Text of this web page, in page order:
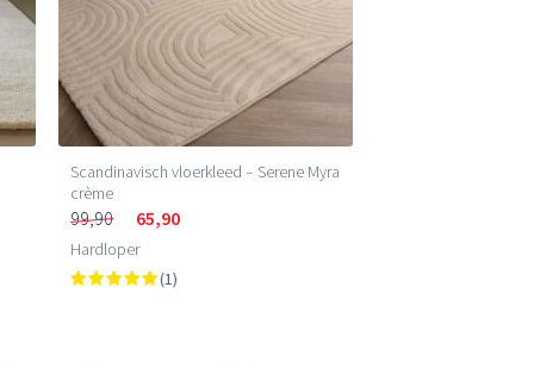
Scandinavisch vloerkleed – Serene Myra
crème
99,90 65,90
Hardloper
(1)